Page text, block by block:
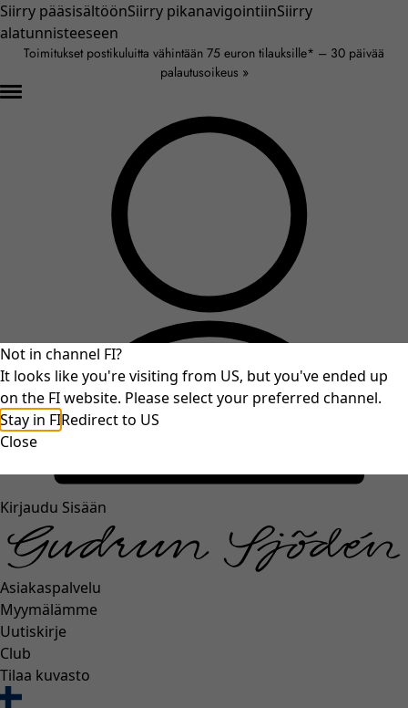
Siirry pääsisältöönSiirry pikanavigointiinSiirry
alatunnisteeseen
Toimitukset postikuluitta vähintään 75 euron tilauksille* – 30 päivää
palautusoikeus »
Kirjaudu Sisään
Asiakaspalvelu
Myymälämme
Uutiskirje
Club
Tilaa kuvasto
Not in channel FI?
It looks like you're visiting from US, but you've ended up
on the FI website. Please select your preferred channel.
Stay in FIRedirect to US
Close
An unexpected error occurred.
unexpectederror.buttontext